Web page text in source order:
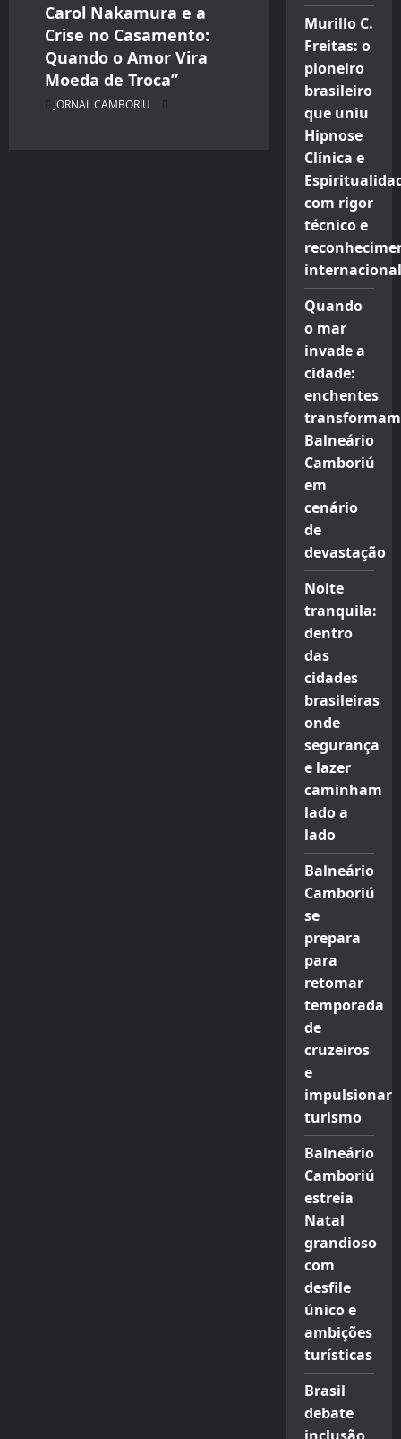
Carol Nakamura e a
Crise no Casamento:
Quando o Amor Vira
Moeda de Troca”
JORNAL CAMBORIU
Murillo C.
Freitas: o
pioneiro
brasileiro
que uniu
Hipnose
Clínica e
com rigor
técnico e
internacional
Quando
o mar
invade a
cidade:
enchentes
transformam
Balneário
Camboriú
em
cenário
de
devastação
Noite
tranquila:
dentro
das
cidades
brasileiras
onde
segurança
e lazer
caminham
lado a
lado
Balneário
Camboriú
se
prepara
para
retomar
temporada
de
cruzeiros
e
impulsionar
turismo
Balneário
Camboriú
estreia
Natal
grandioso
com
desfile
único e
ambições
turísticas
Brasil
debate